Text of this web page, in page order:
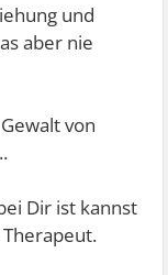
und
aber nie
von
Dir ist kannst